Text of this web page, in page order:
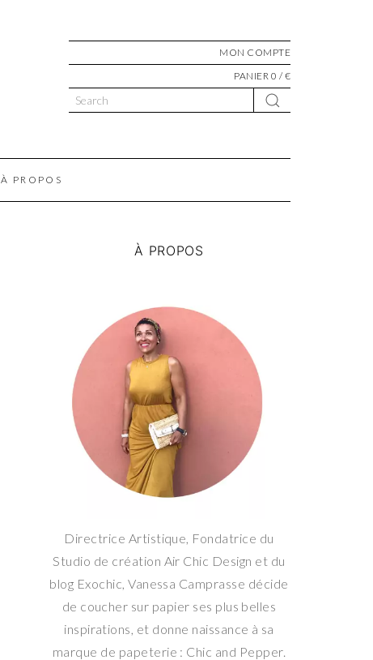
MON COMPTE
PANIER 0 / €
À PROPOS
À PROPOS
Directrice Artistique, Fondatrice du
Studio de création Air Chic Design et du
blog Exochic, Vanessa Camprasse décide
de coucher sur papier ses plus belles
inspirations, et donne naissance à sa
marque de papeterie : Chic and Pepper.